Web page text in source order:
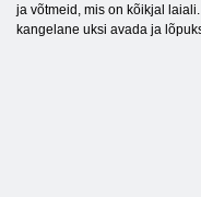
ja võtmeid, mis on kõikjal
kangelane uksi avada ja